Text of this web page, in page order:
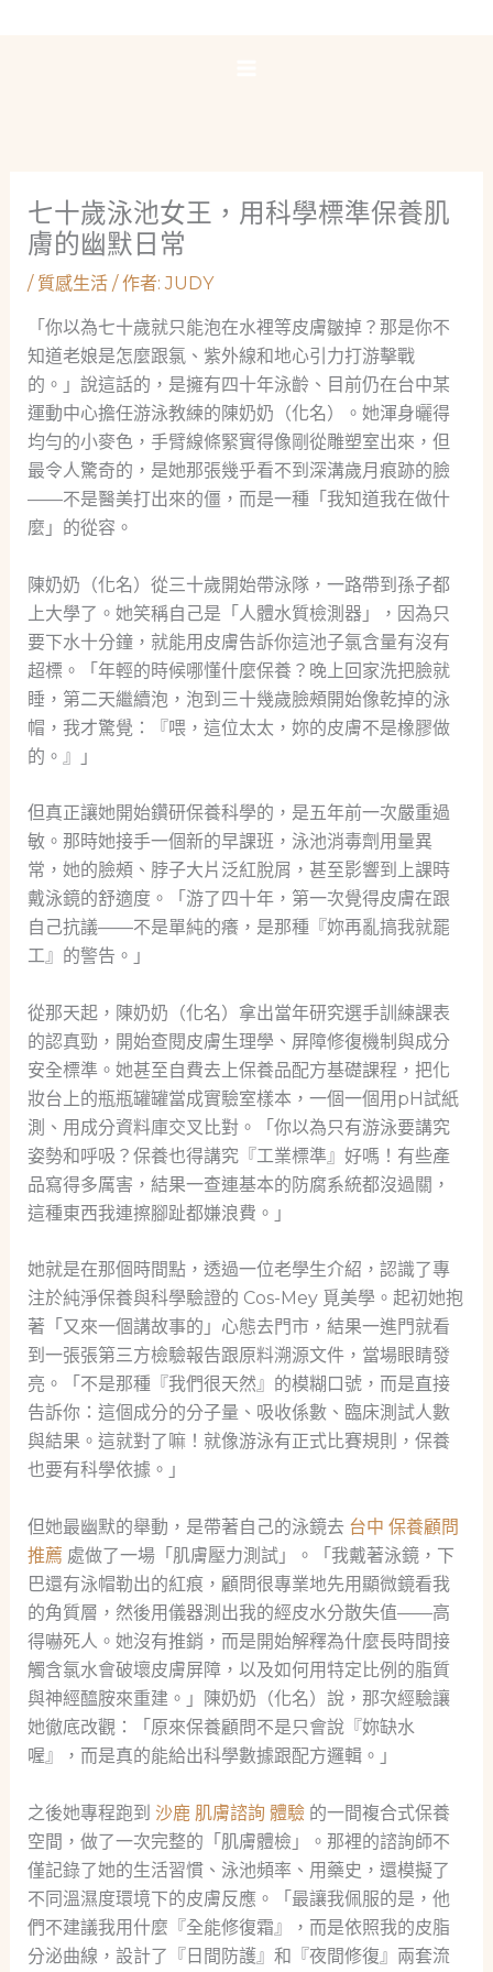
七十歲泳池女王，用科學標準保養肌
膚的幽默日常
/ 質感生活/ 作者:JUDY
「你以為七十歲就只能泡在水裡等皮膚皺掉？那是你不
知道老娘是怎麼跟氯、紫外線和地心引力打游擊戰
的。」說這話的，是擁有四十年泳齡、目前仍在台中某
運動中心擔任游泳教練的陳奶奶（化名）。她渾身曬得
均勻的小麥色，手臂線條緊實得像剛從雕塑室出來，但
最令人驚奇的，是她那張幾乎看不到深溝歲月痕跡的臉
——不是醫美打出來的僵，而是一種「我知道我在做什
麼」的從容。
陳奶奶（化名）從三十歲開始帶泳隊，一路帶到孫子都
上大學了。她笑稱自己是「人體水質檢測器」，因為只
要下水十分鐘，就能用皮膚告訴你這池子氯含量有沒有
超標。「年輕的時候哪懂什麼保養？晚上回家洗把臉就
睡，第二天繼續泡，泡到三十幾歲臉頰開始像乾掉的泳
帽，我才驚覺：『喂，這位太太，妳的皮膚不是橡膠做
的。』」
但真正讓她開始鑽研保養科學的，是五年前一次嚴重過
敏。那時她接手一個新的早課班，泳池消毒劑用量異
常，她的臉頰、脖子大片泛紅脫屑，甚至影響到上課時
戴泳鏡的舒適度。「游了四十年，第一次覺得皮膚在跟
自己抗議——不是單純的癢，是那種『妳再亂搞我就罷
工』的警告。」
從那天起，陳奶奶（化名）拿出當年研究選手訓練課表
的認真勁，開始查閱皮膚生理學、屏障修復機制與成分
安全標準。她甚至自費去上保養品配方基礎課程，把化
妝台上的瓶瓶罐罐當成實驗室樣本，一個一個用pH試紙
測、用成分資料庫交叉比對。「你以為只有游泳要講究
姿勢和呼吸？保養也得講究『工業標準』好嗎！有些產
品寫得多厲害，結果一查連基本的防腐系統都沒過關，
這種東西我連擦腳趾都嫌浪費。」
她就是在那個時間點，透過一位老學生介紹，認識了專
注於純淨保養與科學驗證的 Cos-Mey 覓美學。起初她抱
著「又來一個講故事的」心態去門市，結果一進門就看
到一張張第三方檢驗報告跟原料溯源文件，當場眼睛發
亮。「不是那種『我們很天然』的模糊口號，而是直接
告訴你：這個成分的分子量、吸收係數、臨床測試人數
與結果。這就對了嘛！就像游泳有正式比賽規則，保養
也要有科學依據。」
但她最幽默的舉動，是帶著自己的泳鏡去 台中 保養顧問
推薦 處做了一場「肌膚壓力測試」。「我戴著泳鏡，下
巴還有泳帽勒出的紅痕，顧問很專業地先用顯微鏡看我
的角質層，然後用儀器測出我的經皮水分散失值——高
得嚇死人。她沒有推銷，而是開始解釋為什麼長時間接
觸含氯水會破壞皮膚屏障，以及如何用特定比例的脂質
與神經醯胺來重建。」陳奶奶（化名）說，那次經驗讓
她徹底改觀：「原來保養顧問不是只會說『妳缺水
喔』，而是真的能給出科學數據跟配方邏輯。」
之後她專程跑到 沙鹿 肌膚諮詢 體驗的一間複合式保養
空間，做了一次完整的「肌膚體檢」。那裡的諮詢師不
僅記錄了她的生活習慣、泳池頻率、用藥史，還模擬了
不同溫濕度環境下的皮膚反應。「最讓我佩服的是，他
們不建議我用什麼『全能修復霜』，而是依照我的皮脂
分泌曲線，設計了『日間防護』和『夜間修復』兩套流